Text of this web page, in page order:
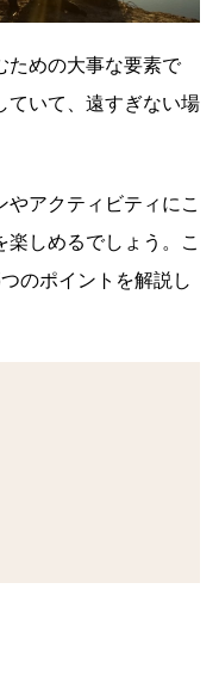
ための大事な要素で
ていて、遠すぎない場
やアクティビティにこ
しめるでしょう。こ
のポイントを解説し